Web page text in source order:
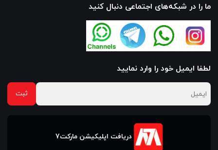
ما را در شبکه‌های اجتماعی دنبال کنید
لطفا ایمیل خود را وارد نمایید
دریافت اپلیکیشن مارکت7